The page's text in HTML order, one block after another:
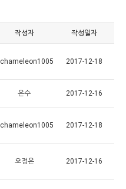
작성자 작성일자
chameleon1005 2017-12-18
은수 2017-12-16
chameleon1005 2017-12-18
오정은 2017-12-16